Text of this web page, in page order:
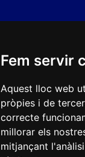
Fem servir
Aquest lloc web
pròpies i de
correcte
millorar els
mitjançant